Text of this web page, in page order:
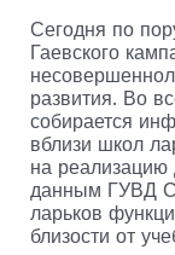
Сегодня по
Гаевского
развития. Во
собирается
вблизи школ
на реализацию
данным ГУВД
ларьков
близости от